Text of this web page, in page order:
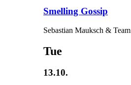
Smelling Gossip
Sebastian Mauksch & Team
Tue
13.10.